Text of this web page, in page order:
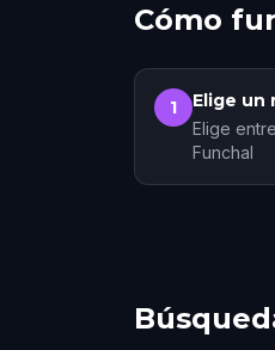
Cómo
1 Elige un
Elige
Funchal
Garachico